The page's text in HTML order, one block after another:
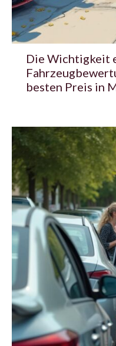
Die Wichtigkeit
besten Preis in